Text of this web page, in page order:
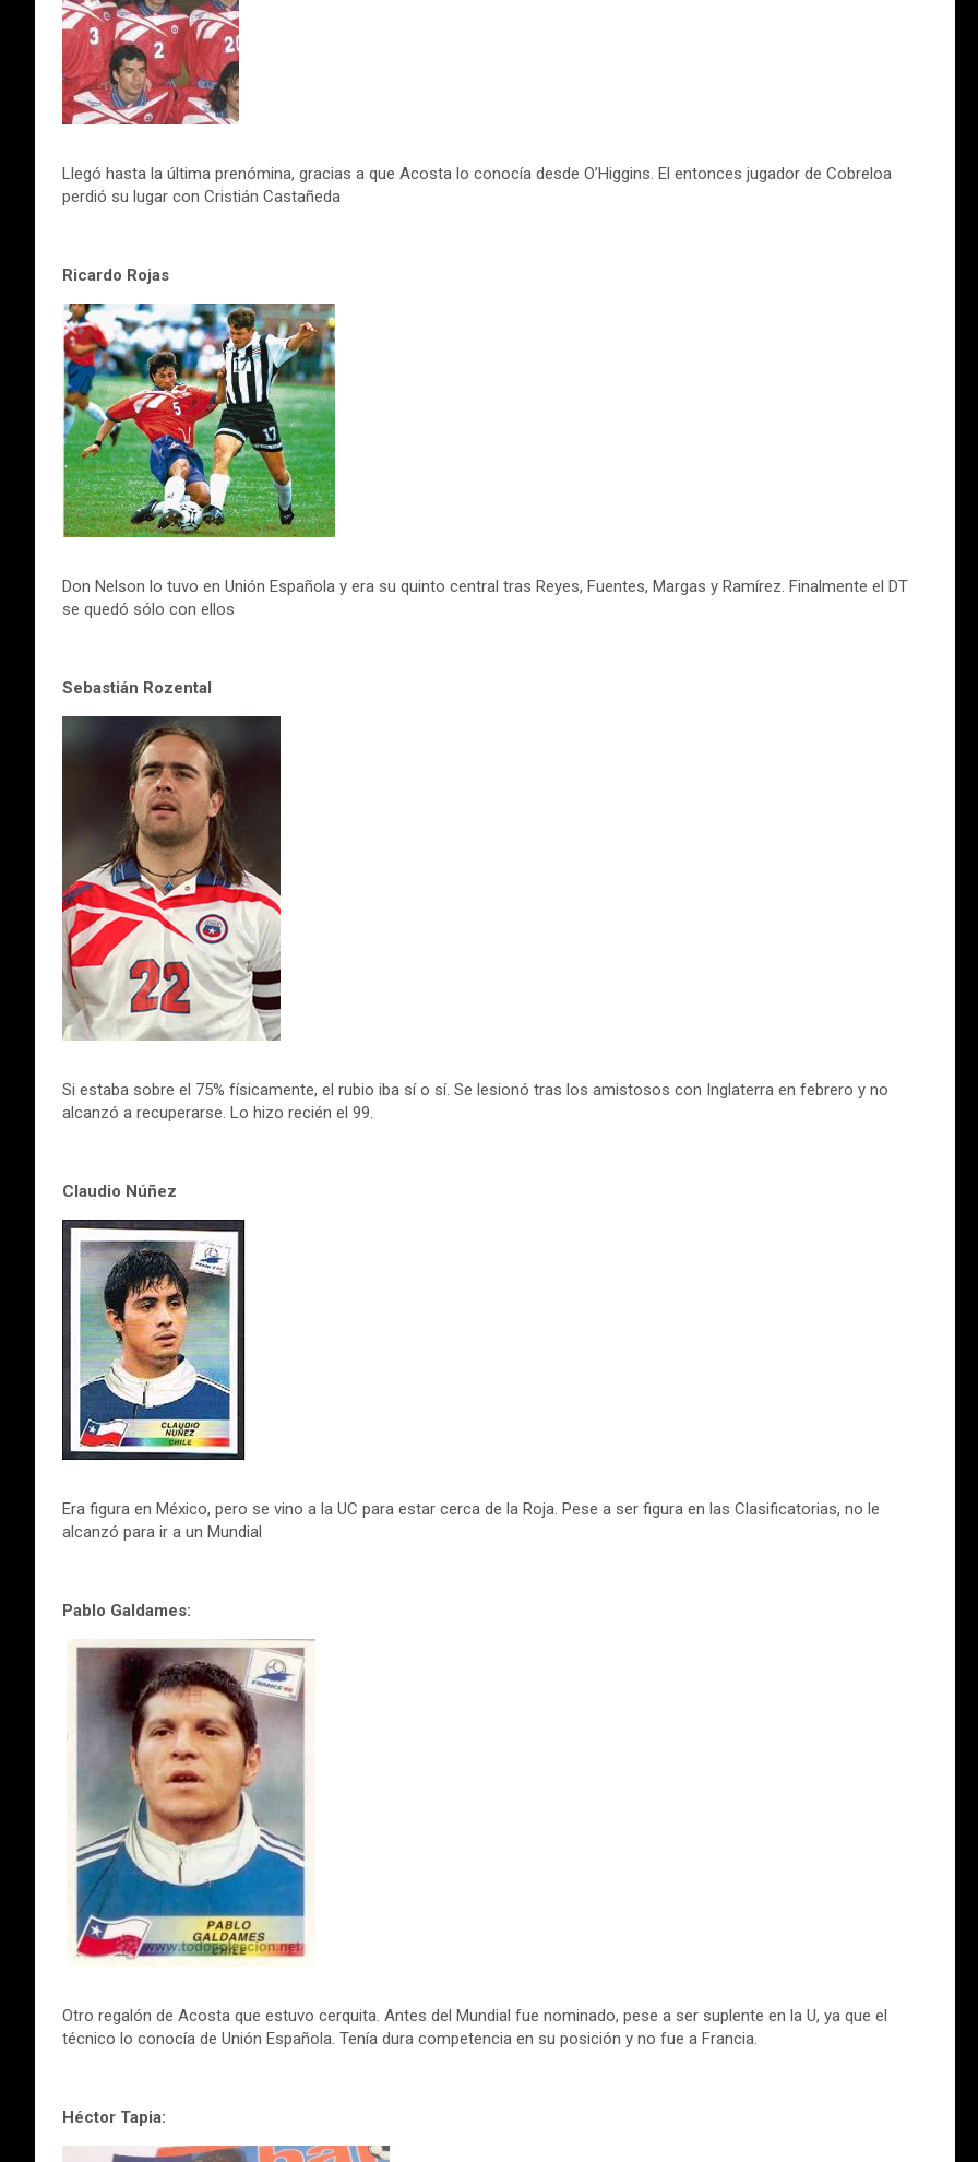
Llegó hasta la última prenómina, gracias a que Acosta lo conocía desde O’Higgins. El entonces jugador de Cobreloa
perdió su lugar con Cristián Castañeda
Ricardo Rojas
Don Nelson lo tuvo en Unión Española y era su quinto central tras Reyes, Fuentes, Margas y Ramírez. Finalmente el DT
se quedó sólo con ellos
Sebastián Rozental
Si estaba sobre el 75% físicamente, el rubio iba sí o sí. Se lesionó tras los amistosos con Inglaterra en febrero y no
alcanzó a recuperarse. Lo hizo recién el 99.
Claudio Núñez
Era figura en México, pero se vino a la UC para estar cerca de la Roja. Pese a ser figura en las Clasificatorias, no le
alcanzó para ir a un Mundial
Pablo Galdames:
Otro regalón de Acosta que estuvo cerquita. Antes del Mundial fue nominado, pese a ser suplente en la U, ya que el
técnico lo conocía de Unión Española. Tenía dura competencia en su posición y no fue a Francia.
Héctor Tapia: